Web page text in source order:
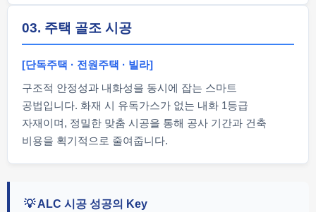
03. 주택 골조 시공
[단독주택 · 전원주택 · 빌라]
구조적 안정성과 내화성을 동시에 잡는 스마트
공법입니다. 화재 시 유독가스가 없는 내화 1등급
자재이며, 정밀한 맞춤 시공을 통해 공사 기간과 건축
비용을 획기적으로 줄여줍니다.
💡 ALC 시공 성공의 Key